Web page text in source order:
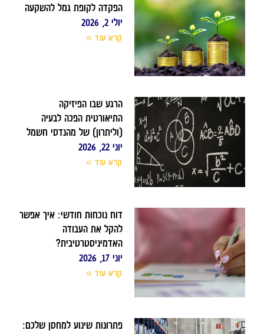
הפקדה לקופת גמל להשקעה
יולי 2, 2026
קרא עוד »
הרגע שבו הפיזיקה
התיאורטית הפכה לבעיה
(וליתרון) של מהנדסי חשמל
יוני 22, 2026
קרא עוד »
דוח נוכחות חודשי: איך אפשר
להקל את העבודה
האדמיניסטרטיבית?
יוני 17, 2026
קרא עוד »
פתרונות שינוע למחסן שלכם: